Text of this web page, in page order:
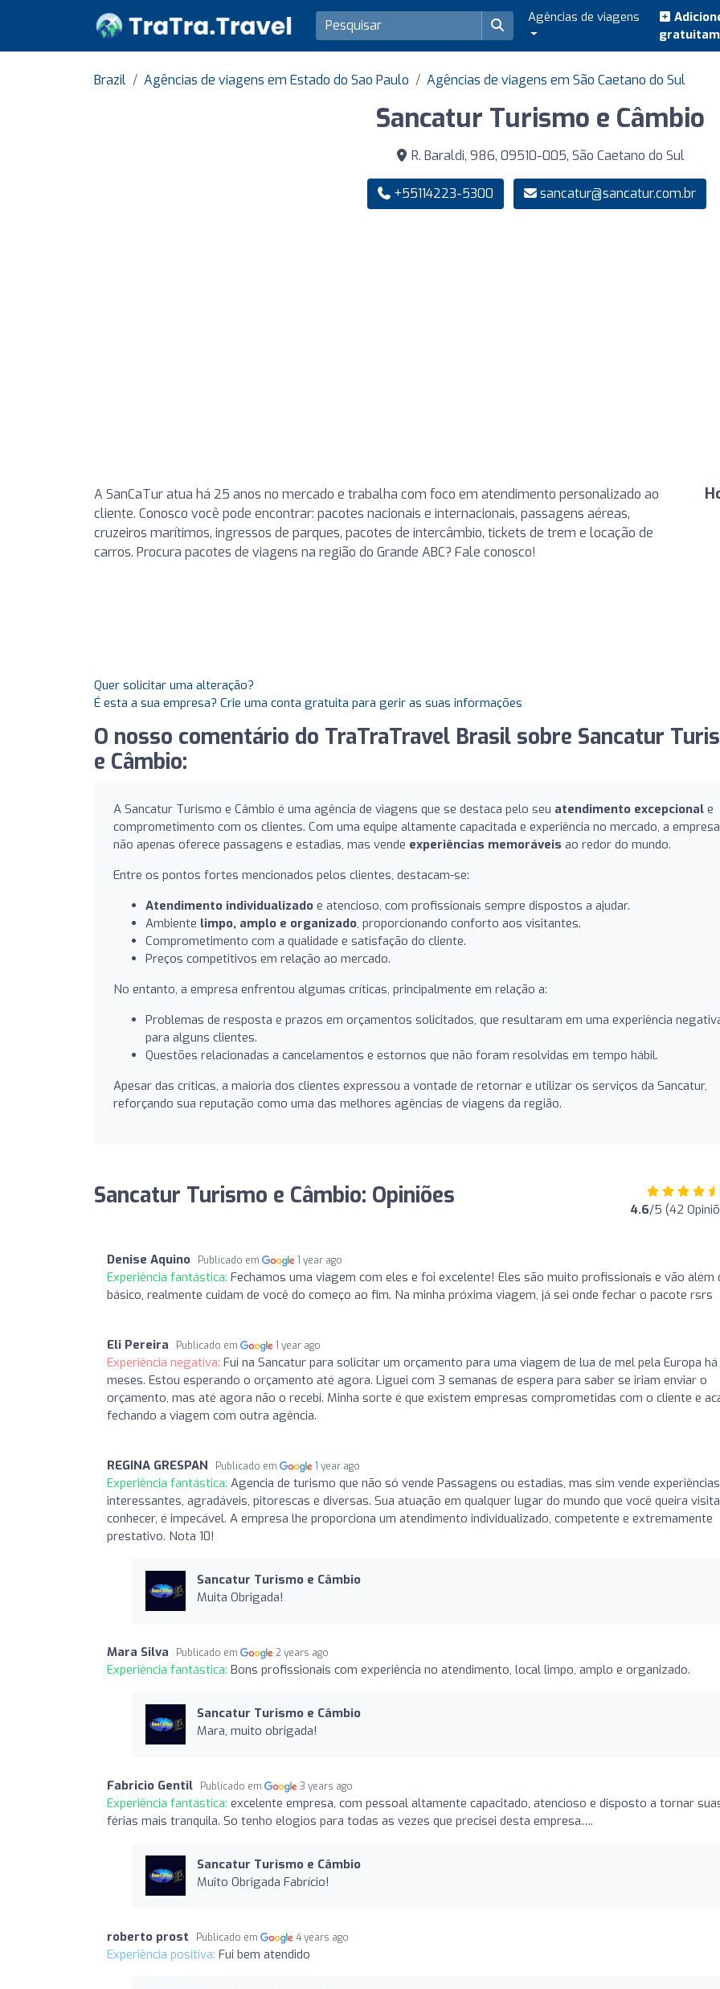
Agências de viagens
Brazil Agências de viagens em Estado do Sao Paulo Agências de viagens em São Caetano do Sul
Sancatur Turismo e Câmbio
R. Baraldi, 986, 09510-005, São Caetano do Sul
+55114223-5300 sancatur@sancatur.com.br
A SanCaTur atua há 25 anos no mercado e trabalha com foco em atendimento personalizado ao
cliente. Conosco você pode encontrar: pacotes nacionais e internacionais, passagens aéreas,
cruzeiros marítimos, ingressos de parques, pacotes de intercâmbio, tickets de trem e locação de
carros. Procura pacotes de viagens na região do Grande ABC? Fale conosco!
Quer solicitar uma alteração?
É esta a sua empresa? Crie uma conta gratuita para gerir as suas informações
O nosso comentário do TraTraTravel Brasil sobre Sancatur
e Câmbio:
A Sancatur Turismo e Câmbio é uma agência de viagens que se destaca pelo seu atendimento excepcional e
comprometimento com os clientes. Com uma equipe altamente capacitada e experiência no mercado, a empresa
não apenas oferece passagens e estadias, mas vende experiências memoráveis ao redor do mundo.
Entre os pontos fortes mencionados pelos clientes, destacam-se:
Atendimento individualizado e atencioso, com profissionais sempre dispostos a ajudar.
Ambiente limpo, amplo e organizado, proporcionando conforto aos visitantes.
Comprometimento com a qualidade e satisfação do cliente.
Preços competitivos em relação ao mercado.
No entanto, a empresa enfrentou algumas críticas, principalmente em relação a:
Problemas de resposta e prazos em orçamentos solicitados, que resultaram em uma experiência
para alguns clientes.
Questões relacionadas a cancelamentos e estornos que não foram resolvidas em tempo hábil.
Apesar das críticas, a maioria dos clientes expressou a vontade de retornar e utilizar os serviços da Sancatur,
reforçando sua reputação como uma das melhores agências de viagens da região.
Sancatur Turismo e Câmbio: Opiniões 4.6/5 (42
Denise Aquino Publicado em 1 year ago
Experiência fantástica: Fechamos uma viagem com eles e foi excelente! Eles são muito profissionais e vão além
básico, realmente cuidam de você do começo ao fim. Na minha próxima viagem, já sei onde fechar o pacote rsrs
Eli Pereira Publicado em 1 year ago
Experiência negativa: Fui na Sancatur para solicitar um orçamento para uma viagem de lua de mel pela Europa
meses. Estou esperando o orçamento até agora. Liguei com 3 semanas de espera para saber se iriam enviar o
orçamento, mas até agora não o recebi. Minha sorte é que existem empresas comprometidas com o cliente e
fechando a viagem com outra agência.
REGINA GRESPAN Publicado em 1 year ago
Experiência fantástica: Agencia de turismo que não só vende Passagens ou estadias, mas sim vende experiências
interessantes, agradáveis, pitorescas e diversas. Sua atuação em qualquer lugar do mundo que você queira
conhecer, é impecável. A empresa lhe proporciona um atendimento individualizado, competente e extremamente
prestativo. Nota 10!
Sancatur Turismo e Câmbio
Muita Obrigada!
Mara Silva Publicado em 2 years ago
Experiência fantástica: Bons profissionais com experiência no atendimento, local limpo, amplo e organizado.
Sancatur Turismo e Câmbio
Mara, muito obrigada!
Fabricio Gentil Publicado em 3 years ago
Experiência fantástica: excelente empresa, com pessoal altamente capacitado, atencioso e disposto a tornar
férias mais tranquila. So tenho elogios para todas as vezes que precisei desta empresa….
Sancatur Turismo e Câmbio
Muito Obrigada Fabrício!
roberto prost Publicado em 4 years ago
Experiência positiva: Fui bem atendido